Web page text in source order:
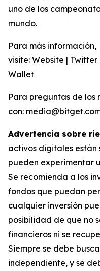
uno de los
mundo.
Para más información,
visite: Website | Twitter
Wallet
Para preguntas de los
con:
Advertencia sobre
activos digitales
pueden experimentar
Se recomienda a los
fondos que puedan
cualquier inversión
posibilidad de que no
financieros ni se
Siempre se debe
independiente, y se